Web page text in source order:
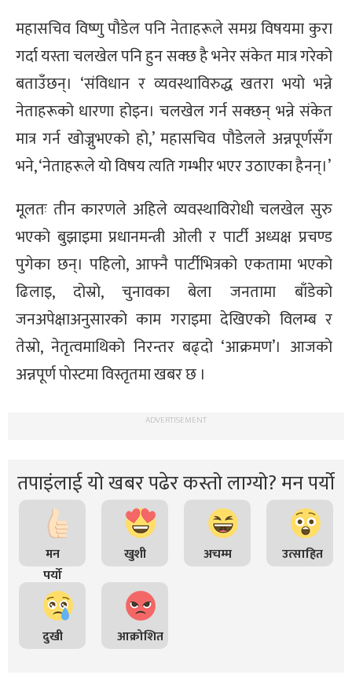
महासचिव विष्णु पौडेल पनि नेताहरूले समग्र विषयमा कुरा
गर्दा यस्ता चलखेल पनि हुन सक्छ है भनेर संकेत मात्र गरेको
बताउँछन्। ‘संविधान र व्यवस्थाविरुद्ध खतरा भयो भन्ने
नेताहरूको धारणा होइन। चलखेल गर्न सक्छन् भन्ने संकेत
मात्र गर्न खोज्नुभएको हो,’ महासचिव पौडेलले अन्नपूर्णसँग
भने, ‘नेताहरूले यो विषय त्यति गम्भीर भएर उठाएका हैनन्।’
मूलतः तीन कारणले अहिले व्यवस्थाविरोधी चलखेल सुरु
भएको बुझाइमा प्रधानमन्त्री ओली र पार्टी अध्यक्ष प्रचण्ड
पुगेका छन्। पहिलो, आफ्नै पार्टीभित्रको एकतामा भएको
ढिलाइ, दोस्रो, चुनावका बेला जनतामा बाँडेको
जनअपेक्षाअनुसारको काम गराइमा देखिएको विलम्ब र
तेस्रो, नेतृत्वमाथिको निरन्तर बढ्दो ‘आक्रमण’। आजकाे
अन्नपूर्ण पाेस्टमा विस्तृतमा खबर छ ।
ADVERTISEMENT
तपाइंलाई यो खबर पढेर कस्तो लाग्यो? मन पर्यो
मन
पर्यो
खुशी अचम्म उत्साहित
दुखी आक्रोशित